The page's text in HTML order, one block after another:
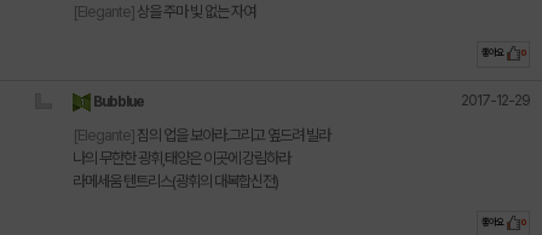
[Elegante] 상을 주마 빛 없는 자여
좋아요 0
Bubblue 2017-12-29
[Elegante] 짐의 업을 보아라.그리고 옆드려 빌라
나의 무한한 광휘,태양은 이곳에 강림하라
라메세움 텐트리스(광휘의 대복합신전)
좋아요 0